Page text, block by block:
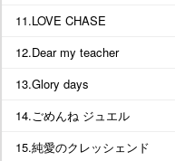
11.LOVE CHASE
12.Dear my teacher
13.Glory days
14.ごめんね ジュエル
15.純愛のクレッシェンド